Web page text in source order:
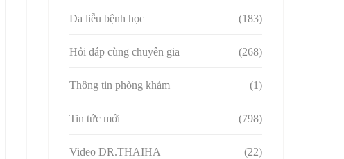
Da liễu bệnh học (183)
Hỏi đáp cùng chuyên gia (268)
Thông tin phòng khám (1)
Tin tức mới (798)
Video DR.THAIHA (22)